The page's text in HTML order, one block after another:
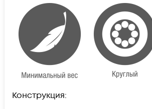
Конструкция: